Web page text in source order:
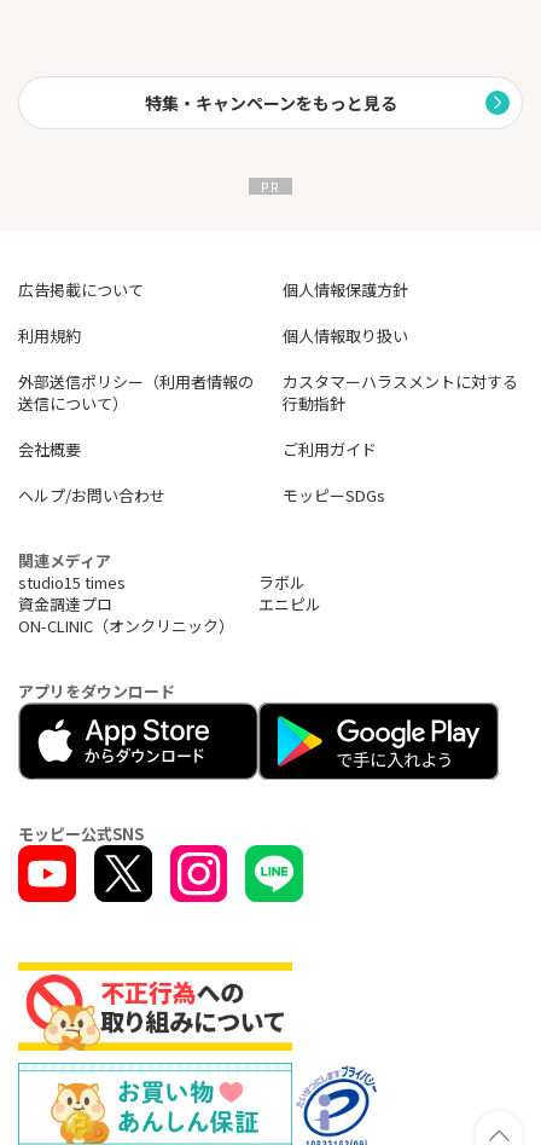
特集・キャンペーンをもっと見る
広告掲載について
個人情報保護方針
利用規約
個人情報取り扱い
外部送信ポリシー（利用者情報の
送信について）
カスタマーハラスメントに対する
行動指針
会社概要
ご利用ガイド
ヘルプ/お問い合わせ
モッピーSDGs
関連メディア
studio15 times
ラボル
資金調達プロ
エニピル
ON-CLINIC（オンクリニック）
アプリをダウンロード
モッピー公式SNS